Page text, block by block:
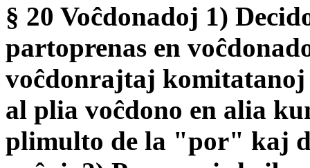
§ 20 Voĉdonadoj 1)
partoprenas en
voĉdonrajtaj komitatanoj
al plia voĉdono en alia
plimulto de la "por" kaj